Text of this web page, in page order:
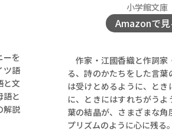
を
ツ語
と文
語と
解説
小学館文庫
Amazonで見
作家・江國香織と作詞家
る、詩のかたちをした言葉
は受けとめるように、とき
に、ときにはすれちがうよ
葉の結晶が、さまざまな角
プリズムのように心に残る。